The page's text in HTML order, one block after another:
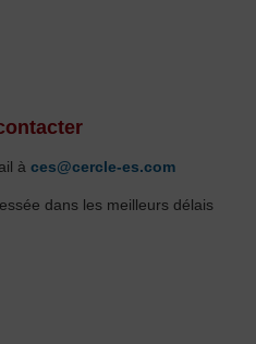
à ces@cercle-es.com
dans les meilleurs délais